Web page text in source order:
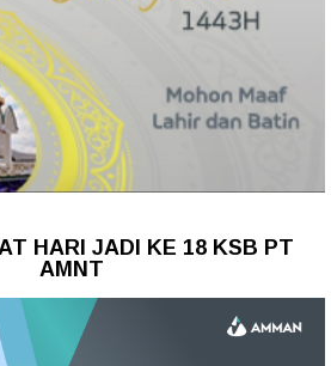
HARI JADI KE 18 KSB PT
AMNT